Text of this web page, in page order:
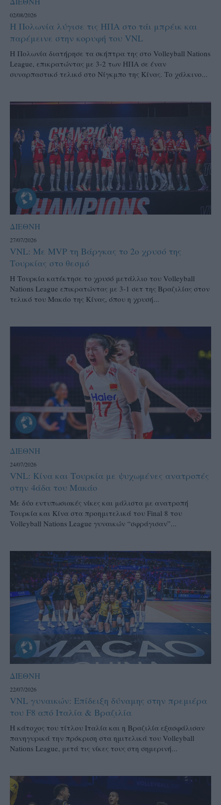
02/08/2026
Η Πολωνία λύγισε τις ΗΠΑ στο τάι μπρέικ και
παρέμεινε στην κορυφή του VNL
Η Πολωνία διατήρησε τα σκήπτρα της στο Volleyball Nations
League, επικρατώντας με 3-2 των ΗΠΑ σε έναν
συναρπαστικό τελικό στο Νίγκμπο της Κίνας. Το χάλκινο...
ΔΙΕΘΝΗ
27/07/2026
VNL: Με MVP τη Βάργκας το 2ο χρυσό της
Τουρκίας στο θεσμό
H Τουρκία κατέκτησε το χρυσό μετάλλιο του Volleyball
Nations League επικρατώντας με 3-1 σετ της Βραζιλίας στον
τελικό του Μακάο της Κίνας, όπου η χρυσή...
ΔΙΕΘΝΗ
24/07/2026
VNL: Κίνα και Τουρκία με ψυχωμένες ανατροπές
στην 4άδα του Μακάο
Με δύο εντυπωσιακές νίκες και μάλιστα με ανατροπή
Τουρκία και Κίνα στα προημιτελικά του Final 8 του
Volleyball Nations League γυναικών “σφράγισαν”...
ΔΙΕΘΝΗ
22/07/2026
VNL γυναικών: Επίδειξη δύναμης στην πρεμιέρα
του F8 από Ιταλία & Βραζιλία
Η κάτοχος του τίτλου Ιταλία και η Βραζιλία εξασφάλισαν
πανηγυρικά την πρόκριση στα ημιτελικά του Volleyball
Nations League, μετά τις νίκες τους στη σημερινή...